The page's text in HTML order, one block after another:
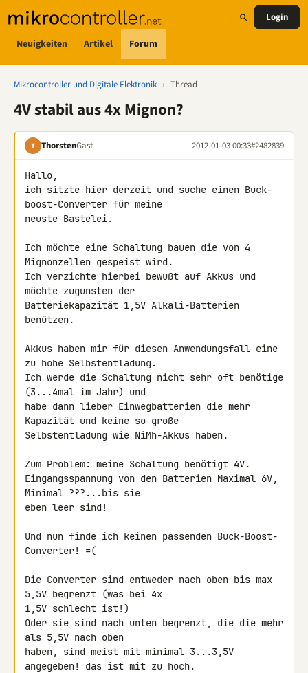
Neuigkeiten Artikel Forum
Login
Mikrocontroller und Digitale Elektronik › Thread
4V stabil aus 4x Mignon?
T ThorstenGast 2012-01-03 00:33#2482839
Hallo,
ich sitzte hier derzeit und suche einen Buck-
boost-Converter für meine
neuste Bastelei.
Ich möchte eine Schaltung bauen die von 4
Mignonzellen gespeist wird.
Ich verzichte hierbei bewußt auf Akkus und
möchte zugunsten der
Batteriekapazität 1,5V Alkali-Batterien
benützen.
Akkus haben mir für diesen Anwendungsfall eine
zu hohe Selbstentladung.
Ich werde die Schaltung nicht sehr oft benötige
(3...4mal im Jahr) und
habe dann lieber Einwegbatterien die mehr
Kapazität und keine so große
Selbstentladung wie NiMh-Akkus haben.
Zum Problem: meine Schaltung benötigt 4V.
Eingangsspannung von den Batterien Maximal 6V,
Minimal ???...bis sie
eben leer sind!
Und nun finde ich keinen passenden Buck-Boost-
Converter! =(
Die Converter sind entweder nach oben bis max
5,5V begrenzt (was bei 4x
1,5V schlecht ist!)
Oder sie sind nach unten begrenzt, die die mehr
als 5,5V nach oben
haben, sind meist mit minimal 3...3,5V
angegeben! das ist mit zu hoch.